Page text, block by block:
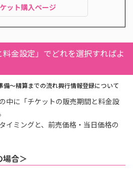
ット購入ページ
料金設定」でどれを選択すればよ
備～精算までの流れ興行情報登録について
中に「チケットの販売期間と料金設
イミングと、前売価格・当日価格の
合＞